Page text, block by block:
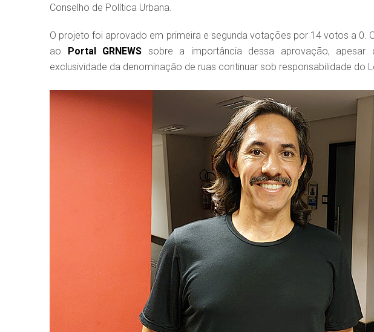
Conselho de Política Urbana.
O projeto foi aprovado em primeira e segunda votações por 14 votos a 0.
ao
Portal GRNEWS sobre a importância dessa aprovação,
exclusividade da denominação de ruas continuar sob responsabilidade do